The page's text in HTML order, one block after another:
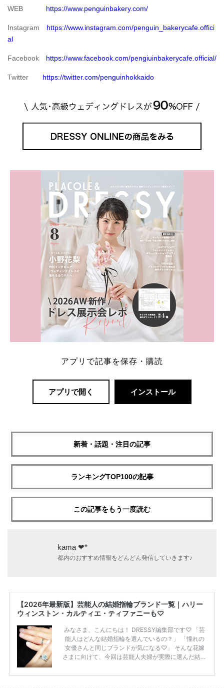
WEB https://www.penguinbakery.com/
Instagram https://www.instagram.com/penguin_bakerycafe.offici
al
Facebook https://www.facebook.com/pengiuinbakerycafe.official/
Twitter https://twitter.com/penguinhokkaido
アプリで記事を保存・購読
アプリで開く インストール
新着・話題・注目の記事
ランキングTOP100の記事
この記事をもう一度読む
kama ❤︎*
都内のおすすめ情報をどんどん発信していきます♪
【2026年最新版】芸能人の結婚指輪ブランド一覧｜ハリー
ウィンストン・カルティエ・ティファニーも♡
みなさま、こんにちは！ DRESSY編集部です♡ 「芸
能人はどんな結婚指輪を選んでいるの？」 「憧れの
女優さんと同じブランドが気になる♡」 そんな花嫁
さまに向けて、今回は芸能人夫婦が実際に選んだ結婚
ーウィンストンやカルティエ、ティファニーなど世界